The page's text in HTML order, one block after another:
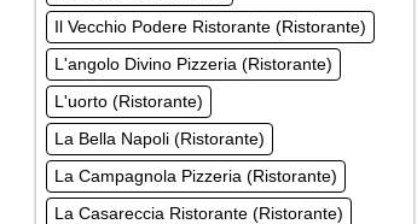
Il Vecchio Podere Ristorante (Ristorante)
L'angolo Divino Pizzeria (Ristorante)
L'uorto (Ristorante)
La Bella Napoli (Ristorante)
La Campagnola Pizzeria (Ristorante)
La Casareccia Ristorante (Ristorante)